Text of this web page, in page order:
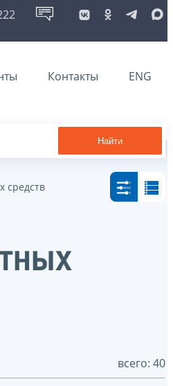
Контакты ENG
Найти
средств
всего: 40